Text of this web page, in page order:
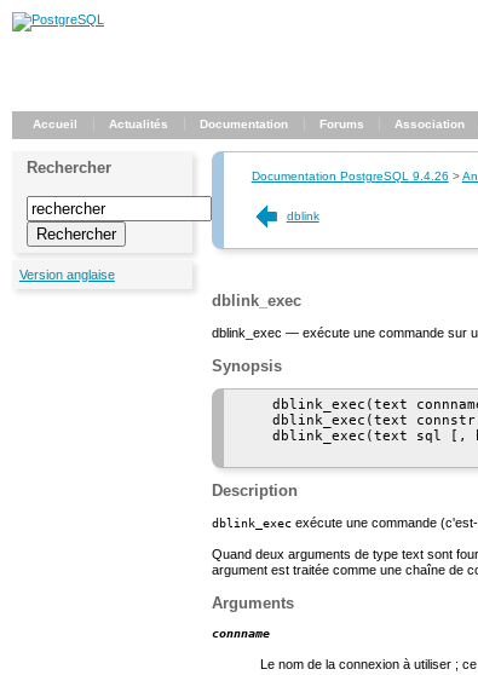
Accueil Actualités Documentation Forums Association
Rechercher
Version anglaise
Documentation PostgreSQL 9.4.26 >
dblink
dblink_exec
dblink_exec — exécute une commande sur
Synopsis
dblink_exec(text
dblink_exec(text
dblink_exec(text sql [,
Description
dblink_exec exécute une commande
Quand deux arguments de type text sont
argument est traitée comme une chaîne de
Arguments
connname
Le nom de la connexion à utiliser ;